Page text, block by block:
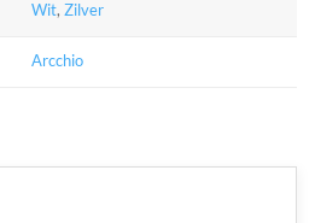
Wit,Zilver
Arcchio